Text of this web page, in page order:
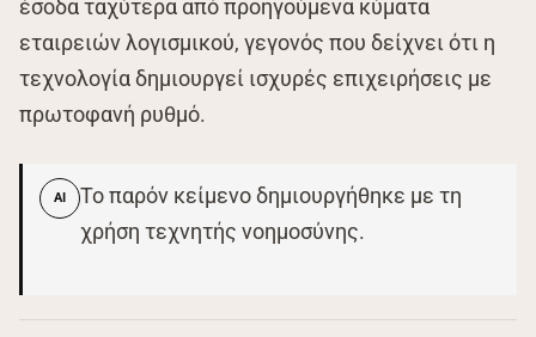
έσοδα ταχύτερα από προηγούμενα κύματα
εταιρειών λογισμικού, γεγονός που δείχνει ότι η
τεχνολογία δημιουργεί ισχυρές επιχειρήσεις με
πρωτοφανή ρυθμό.
AI
Το παρόν κείμενο δημιουργήθηκε με τη
χρήση τεχνητής νοημοσύνης.